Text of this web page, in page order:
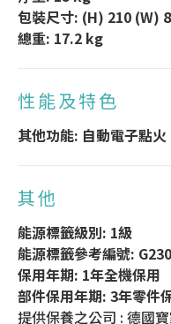
包裝尺寸: (H) 210 (W)
總重: 17.2 kg
性能及特色
其他功能: 自動電子點
其他
能源標籤級別: 1級
能源標籤參考編號:
保用年期: 1年全機保用
部件保用年期: 3年零件
提供保養之公司 : 德國